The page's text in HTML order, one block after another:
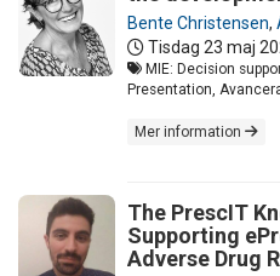
Bente Christensen,
Tisdag 23 maj
MIE: Decision
Presentation,
Mer information
The PrescIT
Supporting
Adverse Drug